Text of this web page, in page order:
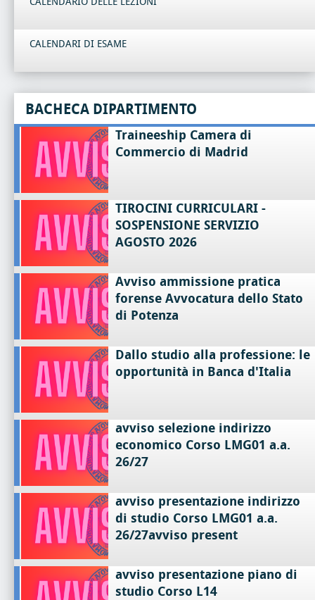
CALENDARI DI ESAME
BACHECA DIPARTIMENTO
Traineeship Camera di
Commercio di Madrid
TIROCINI CURRICULARI -
SOSPENSIONE SERVIZIO
AGOSTO 2026
Avviso ammissione pratica
forense Avvocatura dello Stato
di Potenza
Dallo studio alla professione: le
opportunità in Banca d'Italia
avviso selezione indirizzo
economico Corso LMG01 a.a.
26/27
avviso presentazione indirizzo
di studio Corso LMG01 a.a.
26/27avviso present
avviso presentazione piano di
studio Corso L14